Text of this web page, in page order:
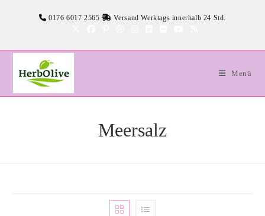
0176 6017 2565 Versand Werktags innerhalb 24 Std.
Menü
Meersalz